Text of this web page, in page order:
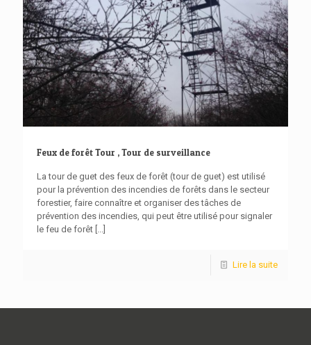
Feux de forêt Tour , Tour de surveillance
La tour de guet des feux de forêt (tour de guet) est utilisé
pour la prévention des incendies de forêts dans le secteur
forestier, faire connaître et organiser des tâches de
prévention des incendies, qui peut être utilisé pour signaler
le feu de forêt [...]
Lire la suite